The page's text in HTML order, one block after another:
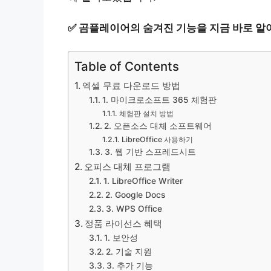
✅ 곰플레이어의 숨겨진 기능을 지금 바로 알
Table of Contents
엑셀 무료 다운로드 방법
1. 마이크로소프트 365 체험판
체험판 설치 방법
2. 오픈소스 대체 소프트웨어
LibreOffice 사용하기
3. 웹 기반 스프레드시트
오피스 대체 프로그램
1. LibreOffice Writer
2. Google Docs
3. WPS Office
정품 라이선스 혜택
1. 보안성
2. 기술 지원
3. 추가 기능